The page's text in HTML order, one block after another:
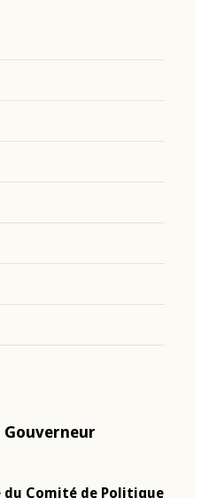
Comité de Politique